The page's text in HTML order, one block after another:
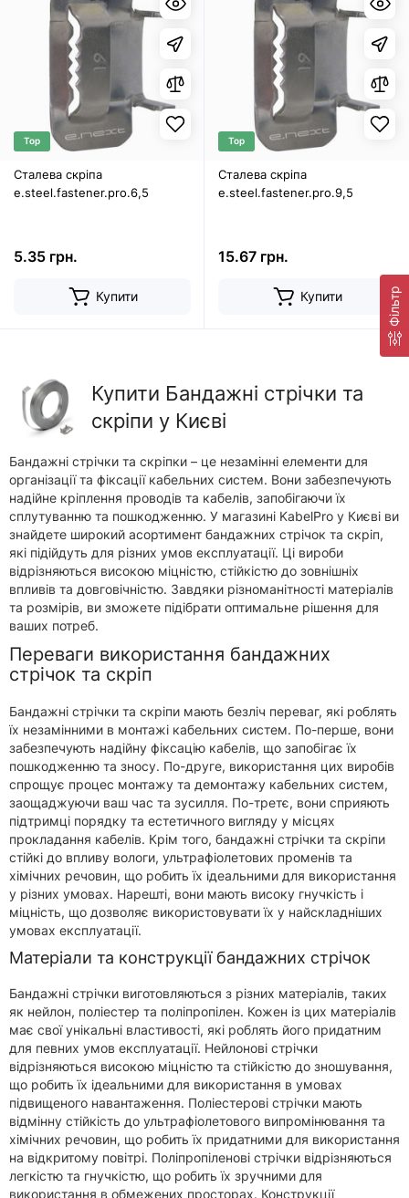
Фільтр
Top
Сталева скріпа
e.steel.fastener.pro.6,5
5.35 грн.
Купити
Top
Сталева скріпа
e.steel.fastener.pro.9,5
15.67 грн.
Купити
Купити Бандажні стрічки та
скріпи у Києві
Бандажні стрічки та скріпки – це незамінні елементи для
організації та фіксації кабельних систем. Вони забезпечують
надійне кріплення проводів та кабелів, запобігаючи їх
сплутуванню та пошкодженню. У магазині KabelPro у Києві ви
знайдете широкий асортимент бандажних стрічок та скріп,
які підійдуть для різних умов експлуатації. Ці вироби
відрізняються високою міцністю, стійкістю до зовнішніх
впливів та довговічністю. Завдяки різноманітності матеріалів
та розмірів, ви зможете підібрати оптимальне рішення для
ваших потреб.
Переваги використання бандажних
стрічок та скріп
Бандажні стрічки та скріпи мають безліч переваг, які роблять
їх незамінними в монтажі кабельних систем. По-перше, вони
забезпечують надійну фіксацію кабелів, що запобігає їх
пошкодженню та зносу. По-друге, використання цих виробів
спрощує процес монтажу та демонтажу кабельних систем,
заощаджуючи ваш час та зусилля. По-третє, вони сприяють
підтримці порядку та естетичного вигляду у місцях
прокладання кабелів. Крім того, бандажні стрічки та скріпи
стійкі до впливу вологи, ультрафіолетових променів та
хімічних речовин, що робить їх ідеальними для використання
у різних умовах. Нарешті, вони мають високу гнучкість і
міцність, що дозволяє використовувати їх у найскладніших
умовах експлуатації.
Матеріали та конструкції бандажних стрічок
Бандажні стрічки виготовляються з різних матеріалів, таких
як нейлон, поліестер та поліпропілен. Кожен із цих матеріалів
має свої унікальні властивості, які роблять його придатним
для певних умов експлуатації. Нейлонові стрічки
відрізняються високою міцністю та стійкістю до зношування,
що робить їх ідеальними для використання в умовах
підвищеного навантаження. Поліестерові стрічки мають
відмінну стійкість до ультрафіолетового випромінювання та
хімічних речовин, що робить їх придатними для використання
на відкритому повітрі. Поліпропіленові стрічки відрізняються
легкістю та гнучкістю, що робить їх зручними для
використання в обмежених просторах. Конструкції